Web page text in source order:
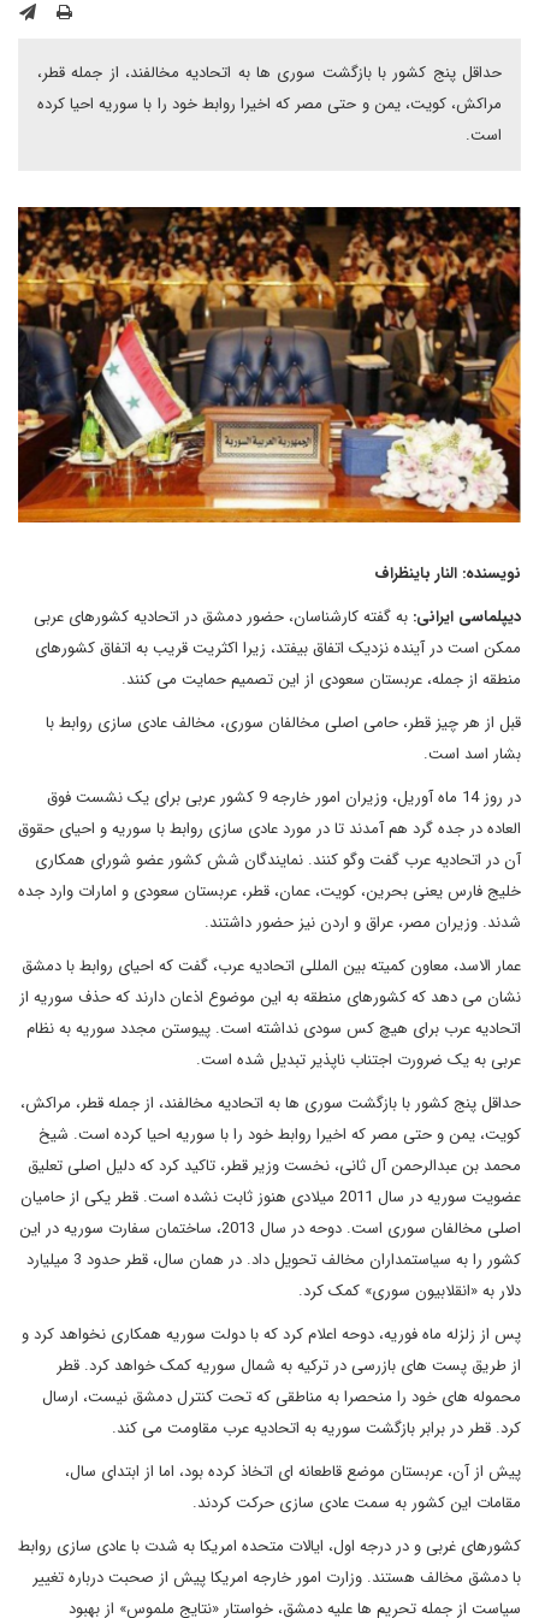
حداقل پنج کشور با بازگشت سوری ها به اتحادیه مخالفند، از جمله قطر،
مراکش، کویت، یمن و حتی مصر که اخیرا روابط خود را با سوریه احیا کرده
است.
نویسنده: النار باینظراف
دیپلماسی ایرانی: به گفته کارشناسان، حضور دمشق در اتحادیه کشورهای عربی
ممکن است در آینده نزدیک اتفاق بیفتد، زیرا اکثریت قریب به اتفاق کشورهای
منطقه از جمله، عربستان سعودی از این تصمیم حمایت می کنند.
قبل از هر چیز قطر، حامی اصلی مخالفان سوری، مخالف عادی سازی روابط با
بشار اسد است.
در روز 14 ماه آوریل، وزیران امور خارجه 9 کشور عربی برای یک نشست فوق
العاده در جده گرد هم آمدند تا در مورد عادی سازی روابط با سوریه و احیای حقوق
آن در اتحادیه عرب گفت وگو کنند. نمایندگان شش کشور عضو شورای همکاری
خلیج فارس یعنی بحرین، کویت، عمان، قطر، عربستان سعودی و امارات وارد جده
شدند. وزیران مصر، عراق و اردن نیز حضور داشتند.
عمار الاسد، معاون کمیته بین المللی اتحادیه عرب، گفت که احیای روابط با دمشق
نشان می دهد که کشورهای منطقه به این موضوع اذعان دارند که حذف سوریه از
اتحادیه عرب برای هیچ کس سودی نداشته است. پیوستن مجدد سوریه به نظام
عربی به یک ضرورت اجتناب ناپذیر تبدیل شده است.
حداقل پنج کشور با بازگشت سوری ها به اتحادیه مخالفند، از جمله قطر، مراکش،
کویت، یمن و حتی مصر که اخیرا روابط خود را با سوریه احیا کرده است. شیخ
محمد بن عبدالرحمن آل ثانی، نخست وزیر قطر، تاکید کرد که دلیل اصلی تعلیق
عضویت سوریه در سال 2011 میلادی هنوز ثابت نشده است. قطر یکی از حامیان
اصلی مخالفان سوری است. دوحه در سال 2013، ساختمان سفارت سوریه در این
کشور را به سیاستمداران مخالف تحویل داد. در همان سال، قطر حدود 3 میلیارد
دلار به «انقلابیون سوری» کمک کرد.
پس از زلزله ماه فوریه، دوحه اعلام کرد که با دولت سوریه همکاری نخواهد کرد و
از طریق پست های بازرسی در ترکیه به شمال سوریه کمک خواهد کرد. قطر
محموله های خود را منحصرا به مناطقی که تحت کنترل دمشق نیست، ارسال
کرد. قطر در برابر بازگشت سوریه به اتحادیه عرب مقاومت می کند.
پیش از آن، عربستان موضع قاطعانه ای اتخاذ کرده بود، اما از ابتدای سال،
مقامات این کشور به سمت عادی سازی حرکت کردند.
کشورهای غربی و در درجه اول، ایالات متحده امریکا به شدت با عادی سازی روابط
با دمشق مخالف هستند. وزارت امور خارجه امریکا پیش از صحبت درباره تغییر
سیاست از جمله تحریم ها علیه دمشق، خواستار «نتایج ملموس» از بهبود